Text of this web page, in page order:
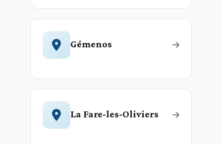
Gémenos
La Fare-les-Oliviers